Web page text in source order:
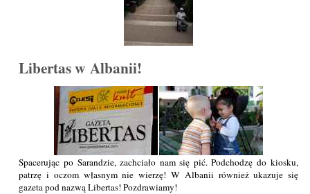
Libertas w Albanii!
Spacerując po Sarandzie, zachciało nam się pić. Podchodzę do kiosku,
patrzę i oczom własnym nie wierzę! W Albanii również ukazuje się
gazeta pod nazwą Libertas! Pozdrawiamy!